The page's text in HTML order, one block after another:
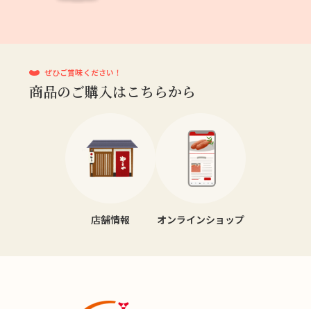
ぜひご賞味ください！
商品のご購入はこちらから
店舗情報 オンラインショップ